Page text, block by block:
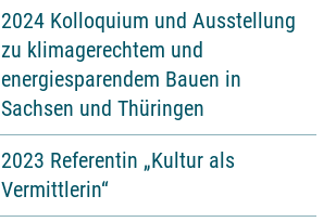
2024 Kolloquium und Ausstellung
zu klimagerechtem und
energiesparendem Bauen in
Sachsen und Thüringen
2023 Referentin „Kultur als
Vermittlerin“